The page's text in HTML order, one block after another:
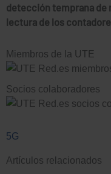
detección temprana de
lectura de los
Miembros de la UTE
Socios colaboradores
5G
Artículos relacionados